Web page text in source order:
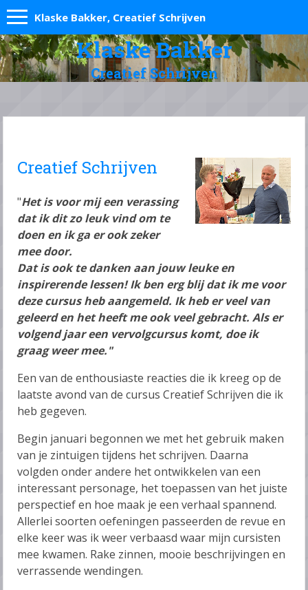
Klaske Bakker, Creatief Schrijven
Klaske Bakker
Creatief Schrijven
Creatief Schrijven
"Het is voor mij een verassing
dat ik dit zo leuk vind om te
doen en ik ga er ook zeker
mee door.
Dat is ook te danken aan jouw leuke en
inspirerende lessen! Ik ben erg blij dat ik me voor
deze cursus heb aangemeld. Ik heb er veel van
geleerd en het heeft me ook veel gebracht. Als er
volgend jaar een vervolgcursus komt, doe ik
graag weer mee."
Een van de enthousiaste reacties die ik kreeg op de
laatste avond van de cursus Creatief Schrijven die ik
heb gegeven.
Begin januari begonnen we met het gebruik maken
van je zintuigen tijdens het schrijven. Daarna
volgden onder andere het ontwikkelen van een
interessant personage, het toepassen van het juiste
perspectief en hoe maak je een verhaal spannend.
Allerlei soorten oefeningen passeerden de revue en
elke keer was ik weer verbaasd waar mijn cursisten
mee kwamen. Rake zinnen, mooie beschrijvingen en
verrassende wendingen.